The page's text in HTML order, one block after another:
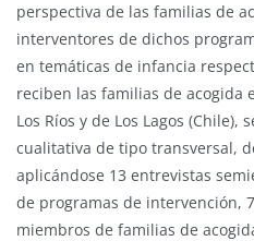
perspectiva de las familias de
interventores de dichos
en temáticas de infancia
reciben las familias de acogida
Los Ríos y de Los Lagos
cualitativa de tipo transversal,
aplicándose 13 entrevistas
de programas de intervención,
miembros de familias de